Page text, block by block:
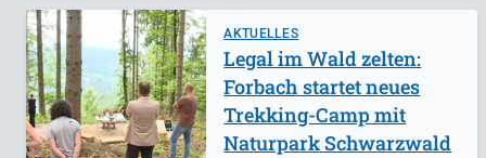
AKTUELLES
Legal im Wald zelten:
Forbach startet neues
Trekking-Camp mit
Naturpark Schwarzwald